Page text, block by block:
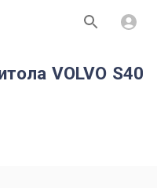
VOLVO S40